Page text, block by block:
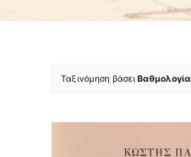
Ταξινόμηση βάσειΒαθμολογία